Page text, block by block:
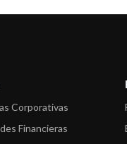
Corporativas
Financieras